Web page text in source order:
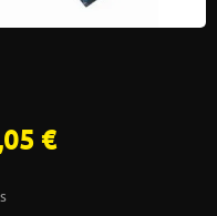
€